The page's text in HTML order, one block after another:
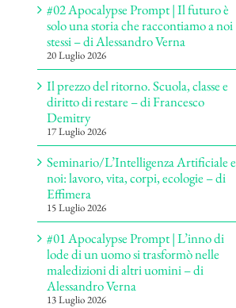
#02 Apocalypse Prompt | Il futuro è
solo una storia che raccontiamo a noi
stessi – di Alessandro Verna
20 Luglio 2026
Il prezzo del ritorno. Scuola, classe e
diritto di restare – di Francesco
Demitry
17 Luglio 2026
Seminario/L’Intelligenza Artificiale e
noi: lavoro, vita, corpi, ecologie – di
Effimera
15 Luglio 2026
#01 Apocalypse Prompt | L’inno di
lode di un uomo si trasformò nelle
maledizioni di altri uomini – di
Alessandro Verna
13 Luglio 2026